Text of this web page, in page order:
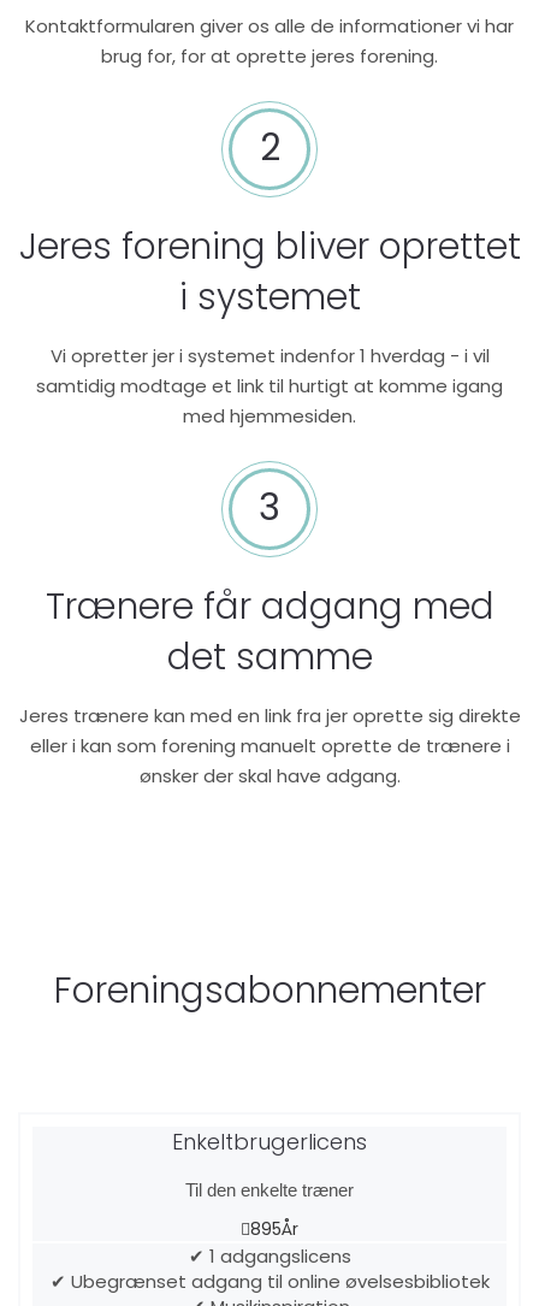
Kontaktformularen giver os alle de informationer vi har
brug for, for at oprette jeres forening.
2
Jeres forening bliver oprettet
i systemet
Vi opretter jer i systemet indenfor 1 hverdag - i vil
samtidig modtage et link til hurtigt at komme igang
med hjemmesiden.
3
Trænere får adgang med
det samme
Jeres trænere kan med en link fra jer oprette sig direkte
eller i kan som forening manuelt oprette de trænere i
ønsker der skal have adgang.
Foreningsabonnementer
Enkeltbrugerlicens
Til den enkelte træner
895År
✔ 1 adgangslicens
✔ Ubegrænset adgang til online øvelsesbibliotek